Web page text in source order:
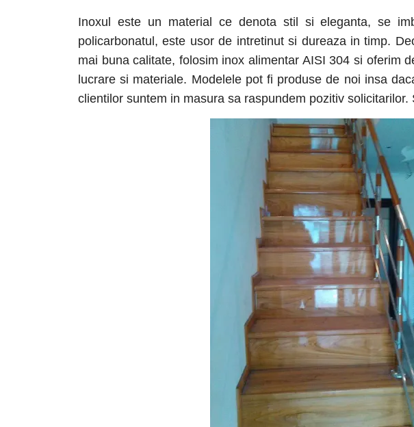
Inoxul este un material ce denota stil si eleganta, se
policarbonatul, este usor de intretinut si dureaza in timp.
mai buna calitate, folosim inox alimentar AISI 304 si oferim
lucrare si materiale. Modelele pot fi produse de noi insa
clientilor suntem in masura sa raspundem pozitiv solicitarilor.